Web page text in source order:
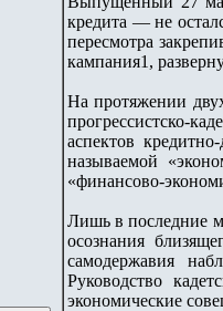
кредита — не
пересмотра
кампания1,
На протяжении
прогрессистско-
аспектов
называемой
«финансово-
Лишь в последние
осознания
самодержавия
Руководство
экономические